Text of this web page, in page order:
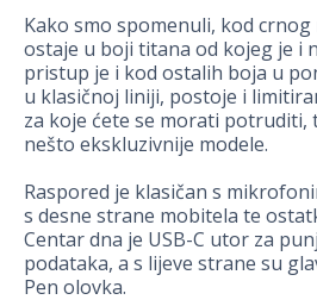
Kako smo spomenuli, kod
ostaje u boji titana od kojeg je i
pristup je i kod ostalih boja u
u klasičnoj liniji, postoje i
za koje ćete se morati potruditi,
nešto ekskluzivnije modele.
Raspored je klasičan s
s desne strane mobitela te
Centar dna je USB-C utor za
podataka, a s lijeve strane su
Pen olovka.